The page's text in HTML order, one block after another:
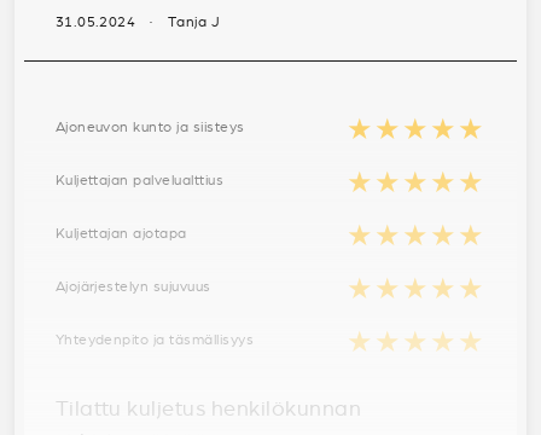
31.05.2024 · Tanja J
Ajoneuvon kunto ja siisteys ★★★★★
Kuljettajan palvelualttius ★★★★★
Kuljettajan ajotapa ★★★★★
Ajojärjestelyn sujuvuus ★★★★★
Yhteydenpito ja täsmällisyys ★★★★★
Tilattu kuljetus henkilökunnan